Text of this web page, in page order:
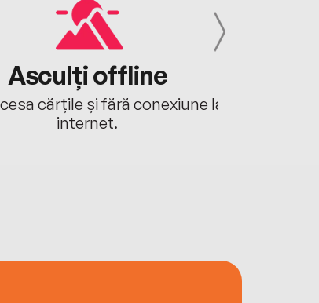
Asculți offline
cărțile și fără conexiune la
internet.